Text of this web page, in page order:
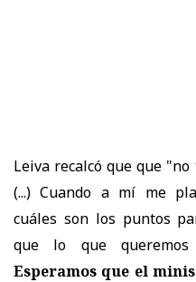
Leiva recalcó que que
(...) Cuando a mí me
cuáles son los puntos
que lo que
Esperamos que el